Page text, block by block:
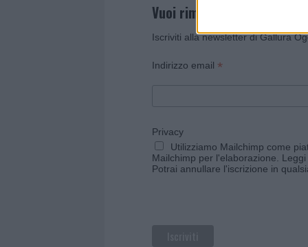
Vuoi rimanere sempre
Iscriviti alla newsletter di Gallura
Indirizzo email *
Privacy
Utilizziamo Mailchimp come
Mailchimp per l'elaborazione.
Potrai annullare l'iscrizione in